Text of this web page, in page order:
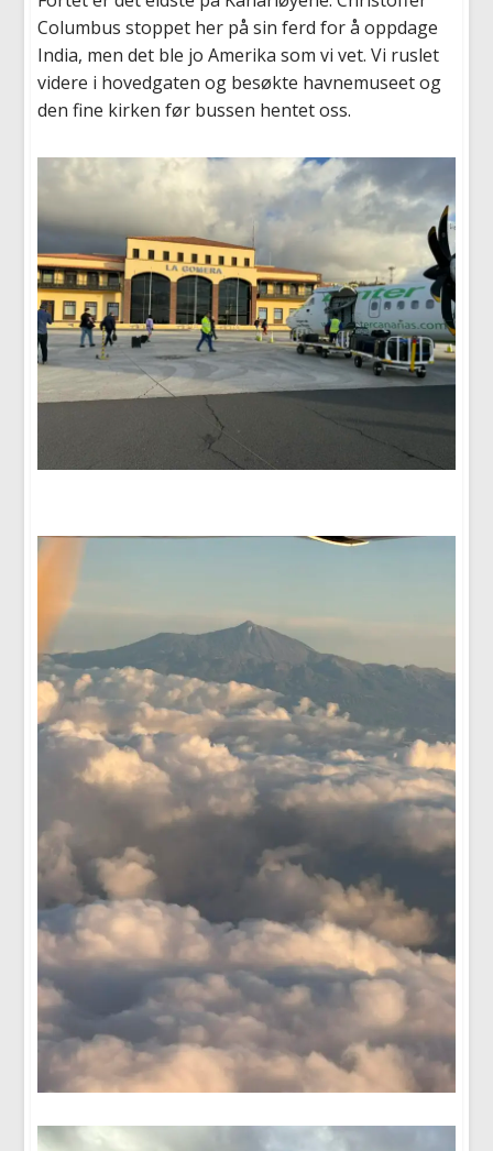
Columbus stoppet her på sin ferd for å oppdage
India, men det ble jo Amerika som vi vet. Vi ruslet
videre i hovedgaten og besøkte havnemuseet og
den fine kirken før bussen hentet oss.